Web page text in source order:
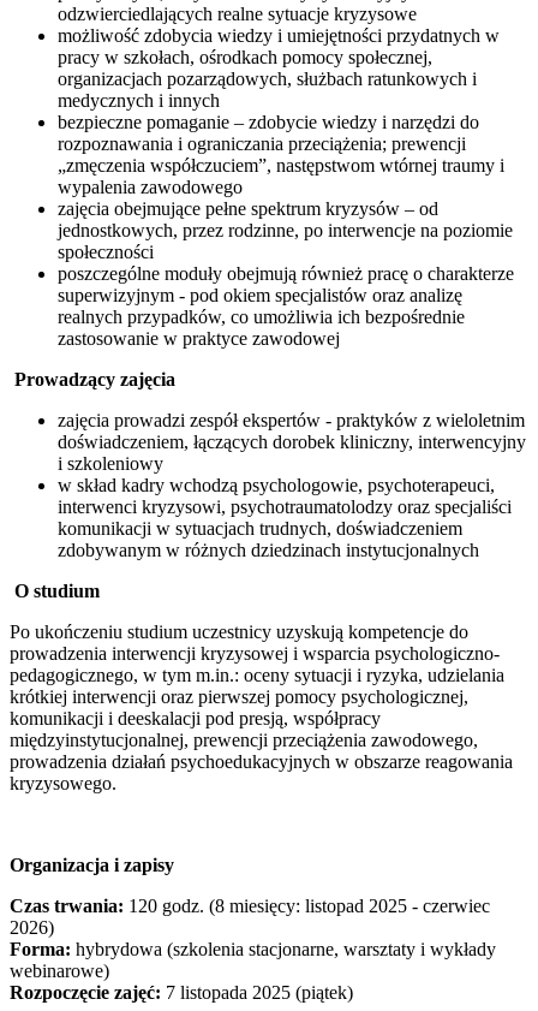
odzwierciedlających realne sytuacje kryzysowe
możliwość zdobycia wiedzy i umiejętności przydatnych w
pracy w szkołach, ośrodkach pomocy społecznej,
organizacjach pozarządowych, służbach ratunkowych i
medycznych i innych
bezpieczne pomaganie – zdobycie wiedzy i narzędzi do
rozpoznawania i ograniczania przeciążenia; prewencji
„zmęczenia współczuciem”, następstwom wtórnej traumy i
wypalenia zawodowego
zajęcia obejmujące pełne spektrum kryzysów – od
jednostkowych, przez rodzinne, po interwencje na poziomie
społeczności
poszczególne moduły obejmują również pracę o charakterze
superwizyjnym - pod okiem specjalistów oraz analizę
realnych przypadków, co umożliwia ich bezpośrednie
zastosowanie w praktyce zawodowej
Prowadzący zajęcia
zajęcia prowadzi zespół ekspertów - praktyków z wieloletnim
doświadczeniem, łączących dorobek kliniczny, interwencyjny
i szkoleniowy
w skład kadry wchodzą psychologowie, psychoterapeuci,
interwenci kryzysowi, psychotraumatolodzy oraz specjaliści
komunikacji w sytuacjach trudnych, doświadczeniem
zdobywanym w różnych dziedzinach instytucjonalnych
O studium
Po ukończeniu studium uczestnicy uzyskują kompetencje do
prowadzenia interwencji kryzysowej i wsparcia psychologiczno-
pedagogicznego, w tym m.in.: oceny sytuacji i ryzyka, udzielania
krótkiej interwencji oraz pierwszej pomocy psychologicznej,
komunikacji i deeskalacji pod presją, współpracy
międzyinstytucjonalnej, prewencji przeciążenia zawodowego,
prowadzenia działań psychoedukacyjnych w obszarze reagowania
kryzysowego.
Organizacja i zapisy
Czas trwania: 120 godz. (8 miesięcy: listopad 2025 - czerwiec
2026)
Forma: hybrydowa (szkolenia stacjonarne, warsztaty i wykłady
webinarowe)
Rozpoczęcie zajęć: 7 listopada 2025 (piątek)